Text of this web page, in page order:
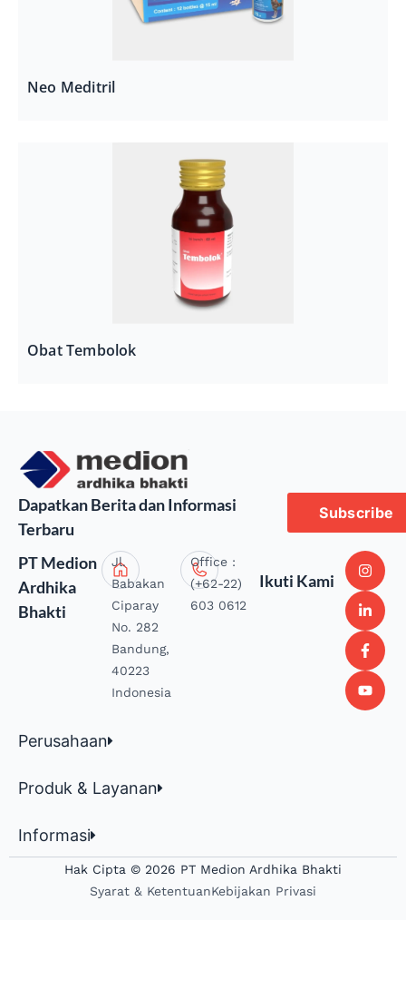
Neo Meditril
Obat Tembolok
Dapatkan Berita dan Informasi
Terbaru
Subscribe
PT Medion
Ardhika
Bhakti
Jl.
Babakan
Ciparay
No. 282
Bandung,
40223
Indonesia
Office :
(+62-22)
603 0612
Ikuti Kami
Perusahaan
Produk & Layanan
Informasi
Hak Cipta © 2026 PT Medion Ardhika Bhakti
Syarat & KetentuanKebijakan Privasi